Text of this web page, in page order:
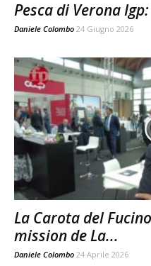
Pesca di Verona
Daniele Colombo 24 Giugno 2026
La Carota del
mission de La...
Daniele Colombo 24 Aprile 2026